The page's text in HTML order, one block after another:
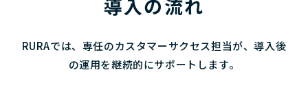
導入の流れ
RURAでは、専任のカスタマーサクセス担当が、導入後
の運用を継続的にサポートします。